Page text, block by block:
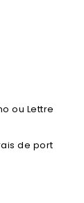
ou Lettre
de port